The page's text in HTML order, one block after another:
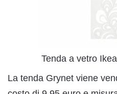
Tenda a vetro
La tenda Grynet viene